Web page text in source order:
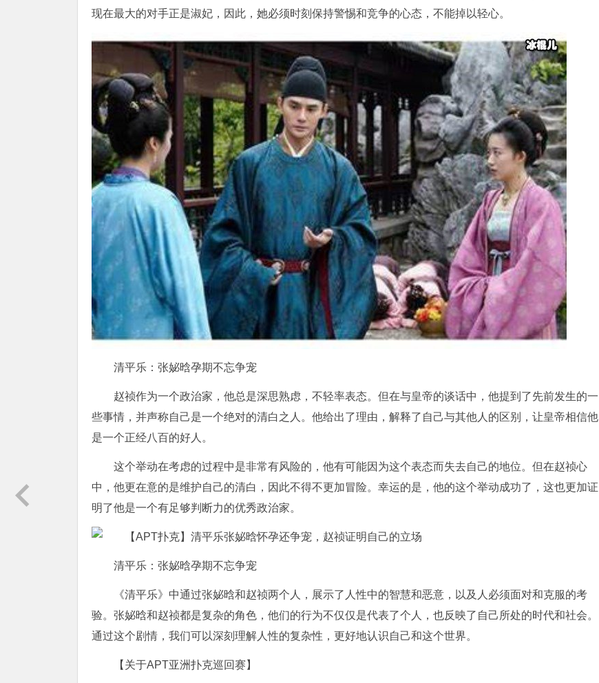
现在最大的对手正是淑妃，因此，她必须时刻保持警惕和竞争的心态，不能掉以轻心。
清平乐：张妼晗孕期不忘争宠
赵祯作为一个政治家，他总是深思熟虑，不轻率表态。但在与皇帝的谈话中，他提到了先前发生的一
些事情，并声称自己是一个绝对的清白之人。他给出了理由，解释了自己与其他人的区别，让皇帝相信他
是一个正经八百的好人。
这个举动在考虑的过程中是非常有风险的，他有可能因为这个表态而失去自己的地位。但在赵祯心
中，他更在意的是维护自己的清白，因此不得不更加冒险。幸运的是，他的这个举动成功了，这也更加证
明了他是一个有足够判断力的优秀政治家。
清平乐：张妼晗孕期不忘争宠
《清平乐》中通过张妼晗和赵祯两个人，展示了人性中的智慧和恶意，以及人必须面对和克服的考
验。张妼晗和赵祯都是复杂的角色，他们的行为不仅仅是代表了个人，也反映了自己所处的时代和社会。
通过这个剧情，我们可以深刻理解人性的复杂性，更好地认识自己和这个世界。
【关于APT亚洲扑克巡回赛】